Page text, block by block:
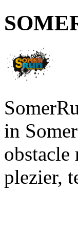
in
obstacle
plezier,